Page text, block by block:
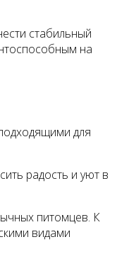
стабильный
на
для
радость и уют в
питомцев. К
видами